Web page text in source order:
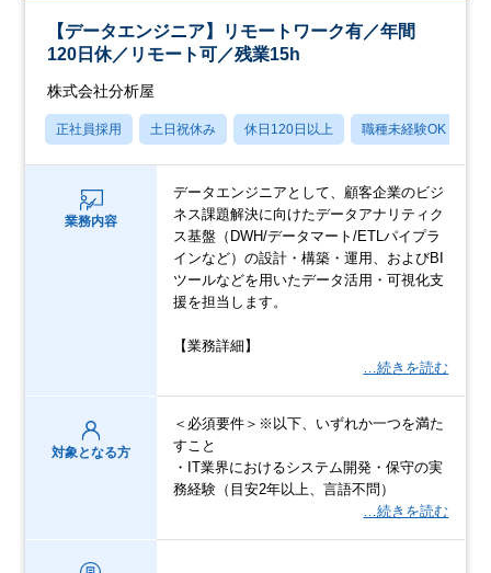
【データエンジニア】リモートワーク有／年間
120日休／リモート可／残業15h
株式会社分析屋
正社員採用 土日祝休み 休日120日以上 職種未経験OK
業務内容
データエンジニアとして、顧客企業のビジ
ネス課題解決に向けたデータアナリティク
ス基盤（DWH/データマート/ETLパイプラ
インなど）の設計・構築・運用、およびBI
ツールなどを用いたデータ活用・可視化支
援を担当します。
【業務詳細】
…続きを読む
対象となる方
＜必須要件＞※以下、いずれか一つを満た
すこと
・IT業界におけるシステム開発・保守の実
務経験（目安2年以上、言語不問）
…続きを読む